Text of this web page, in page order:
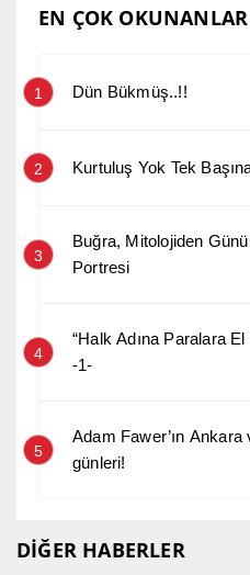
EN ÇOK OKUNANLAR
1 Dün Bükmüş..!!
2 Kurtuluş Yok Tek
3
Buğra, Mitolojiden
Portresi
4
“Halk Adına Paralara
-1-
5
Adam Fawer’ın Ankara
günleri!
DİĞER HABERLER